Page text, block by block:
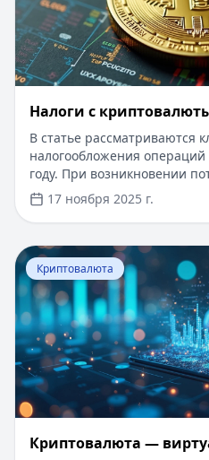
Налоги с
В статье рассматриваются
налогообложения
году. При возникновении
дополнительных средствах
можете оформить кредит до
сроком до 5 лет. Онлайн-
минут, одобрение в
доходах. Первый займ
для новых клиентов.
17 ноября 2025 г.
Перейти к статье:
Криптовалюта
Криптовалюта —